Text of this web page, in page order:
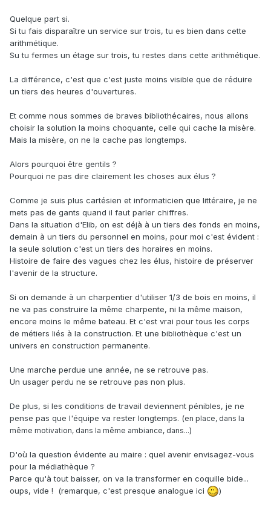
Quelque part si.
Si tu fais disparaître un service sur trois, tu es bien dans cette
arithmétique.
Su tu fermes un étage sur trois, tu restes dans cette arithmétique.
La différence, c'est que c'est juste moins visible que de réduire
un tiers des heures d'ouvertures.
Et comme nous sommes de braves bibliothécaires, nous allons
choisir la solution la moins choquante, celle qui cache la misère.
Mais la misère, on ne la cache pas longtemps.
Alors pourquoi être gentils ?
Pourquoi ne pas dire clairement les choses aux élus ?
Comme je suis plus cartésien et informaticien que littéraire, je ne
mets pas de gants quand il faut parler chiffres.
Dans la situation d'Elib, on est déjà à un tiers des fonds en moins,
demain à un tiers du personnel en moins, pour moi c'est évident :
la seule solution c'est un tiers des horaires en moins.
Histoire de faire des vagues chez les élus, histoire de préserver
l'avenir de la structure.
Si on demande à un charpentier d'utiliser 1/3 de bois en moins, il
ne va pas construire la même charpente, ni la même maison,
encore moins le même bateau. Et c'est vrai pour tous les corps
de métiers liés à la construction. Et une bibliothèque c'est un
univers en construction permanente.
Une marche perdue une année, ne se retrouve pas.
Un usager perdu ne se retrouve pas non plus.
De plus, si les conditions de travail deviennent pénibles, je ne
pense pas que l'équipe va rester longtemps. (en place, dans la
même motivation, dans la même ambiance, dans...)
D'où la question évidente au maire : quel avenir envisagez-vous
pour la médiathèque ?
Parce qu'à tout baisser, on va la transformer en coquille bide...
oups, vide ! (remarque, c'est presque analogue ici
)